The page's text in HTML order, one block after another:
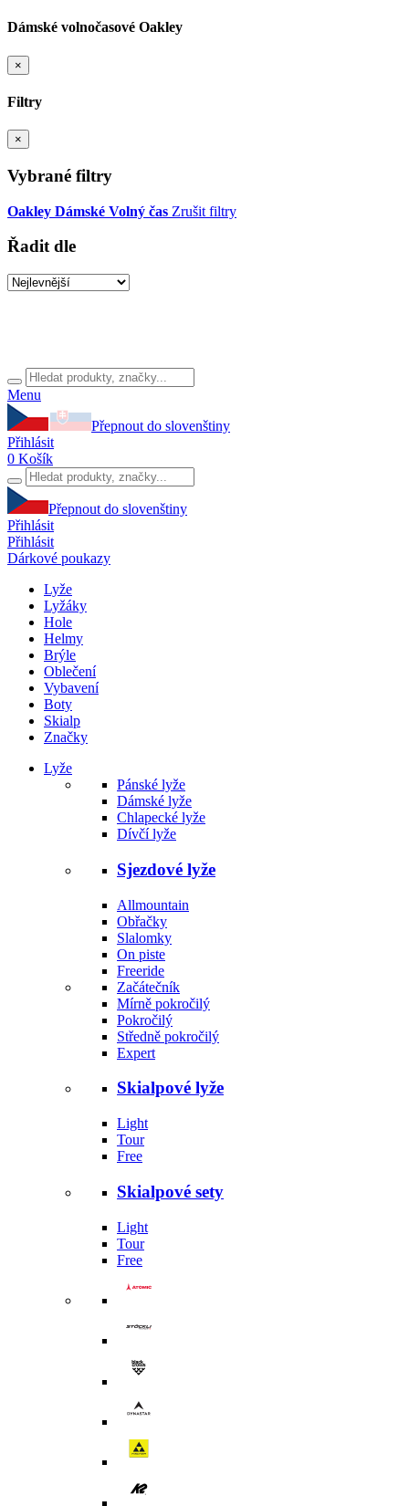
Dámské volnočasové Oakley
×
Filtry
×
Vybrané filtry
Oakley Dámské Volný čas Zrušit filtry
Řadit dle
Menu
Přepnout do slovenštiny
Přihlásit
0 Košík
Přepnout do slovenštiny
Přihlásit
Přihlásit
Dárkové poukazy
Lyže
Lyžáky
Hole
Helmy
Brýle
Oblečení
Vybavení
Boty
Skialp
Značky
Lyže
Pánské lyže
Dámské lyže
Chlapecké lyže
Dívčí lyže
Sjezdové lyže
Allmountain
Obřačky
Slalomky
On piste
Freeride
Začátečník
Mírně pokročilý
Pokročilý
Středně pokročilý
Expert
Skialpové lyže
Light
Tour
Free
Skialpové sety
Light
Tour
Free